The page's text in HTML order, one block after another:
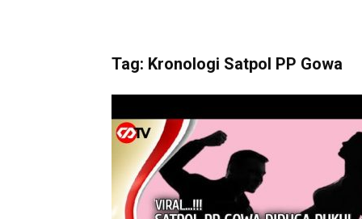
Tag: Kronologi Satpol PP Gowa